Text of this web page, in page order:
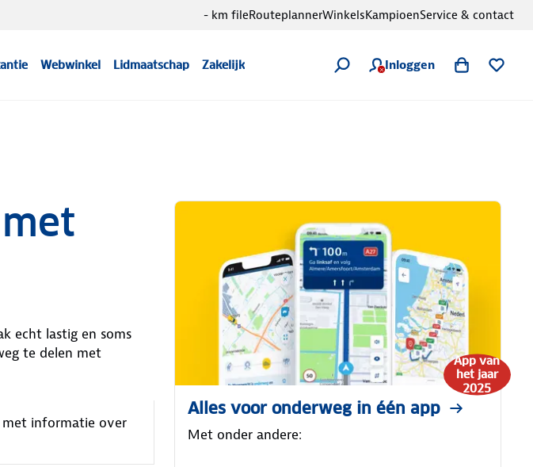
Webwinkel Lidmaatschap Zakelijk Inloggen
- km fileRouteplannerWinkelsKampioenService & contact
echt lastig en soms
te delen met
met informatie over
App van
het jaar
2025
Alles voor onderweg in één app
Met onder andere: